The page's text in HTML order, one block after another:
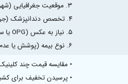
۳. موقعیت جغرافیایی (شهرهای بزرگ گران‌تر)
۴. تخصص دندانپزشک (جراح حرفه‌ای گران‌تر)
۵. نیاز به عکس (OPG یا سی‌تی اسکن)
۶. نوع بیمه (پوشش یا عدم پوشش)
• مقایسه قیمت چند
• پرسیدن تخفیف برای